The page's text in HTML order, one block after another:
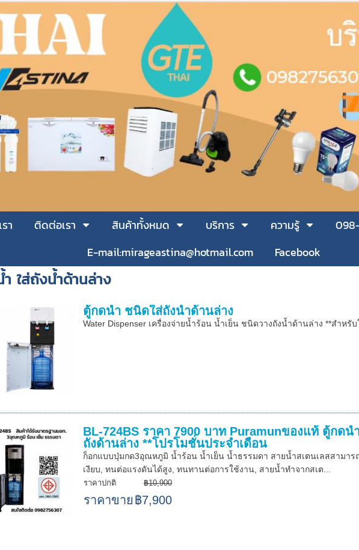
า ติดต่อเรา สินค้าทั้งหมด บริการ ความรู้
E-mail:mirageastina@hotmail.com
Facebook
ใส่ถังน้ำด้านล่าง
ตู้กดน้ำ ชนิดใส่ถังน้ำด้านล่าง
Water Dispenser เครื่องจ่ายน้ำร้อน น้ำเย็น ชนิดวางถังน้ำด้านล่าง **สำหรั
BL-724BS ราคา 7900 บาท Puramunของแท้ ตู้กด
ถังด้านล่าง **โปรโมชั่นประจำเดือน
ก็อกแบบปุ่มกด3อุณหภูมิ น้ำร้อน น้ำเย็น น้ำธรรมดา สายน้ำสเตนเลสสามา
เงียบ, ทนต่อแรงดันได้สูง, ทนทานต่อการใช้งาน, สายน้ำทำจากสเต...
ราคาปกติ ฿10,900
ราคาขาย ฿7,900